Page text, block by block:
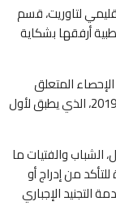
لتاوريت، قسم
أرفقها بشكاية
المتعلق
بالخدمة العسكرية الإلزامية (التجنيد الإجباري) لسنة 2019، الذي يطبق لأول
حتى 7 يونيو المقبل، الشباب والفتيات ما
للتأكد من إدراج أو
التجنيد الإجباري